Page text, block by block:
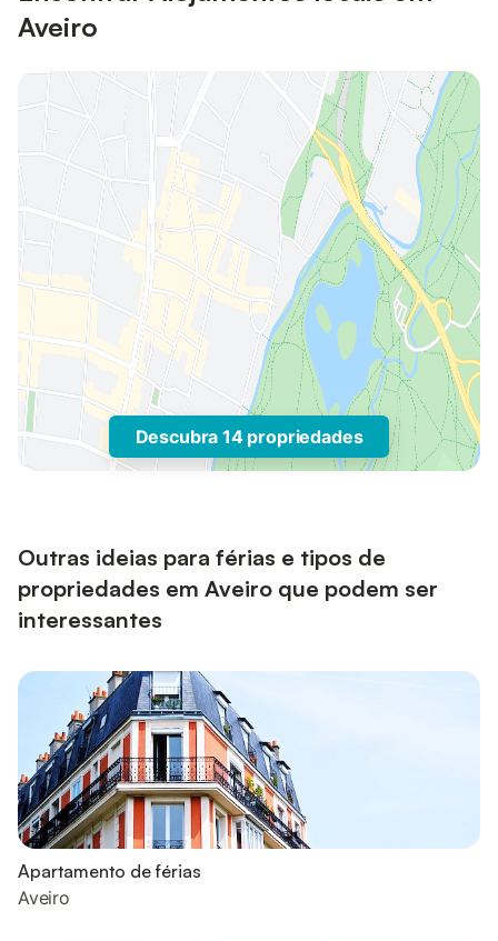
Aveiro
Descubra 14 propriedades
Outras ideias para férias e tipos de
propriedades em Aveiro que podem ser
interessantes
Apartamento de férias
Aveiro